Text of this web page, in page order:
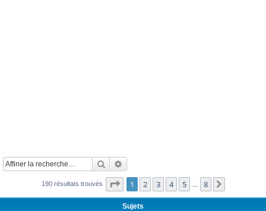
Rechercher
190 résultats trouvés Page 1sur8
1 2 3 4 5 8
Sujets